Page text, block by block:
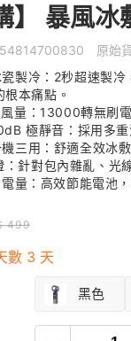
】 暴風
原始
製冷：2秒超速製
根本痛點。
量：13000轉無刷
極靜音：採用多重
三用：舒適全效冰
針對包內雜亂、光
量：高效節能電池
499
數 3 天
黑色